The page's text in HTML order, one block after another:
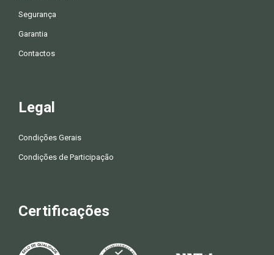
Segurança
Garantia
Contactos
Legal
Condições Gerais
Condições de Participação
Certificações